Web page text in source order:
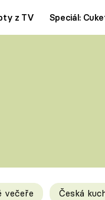
z TV Speciál:
večeře Česká